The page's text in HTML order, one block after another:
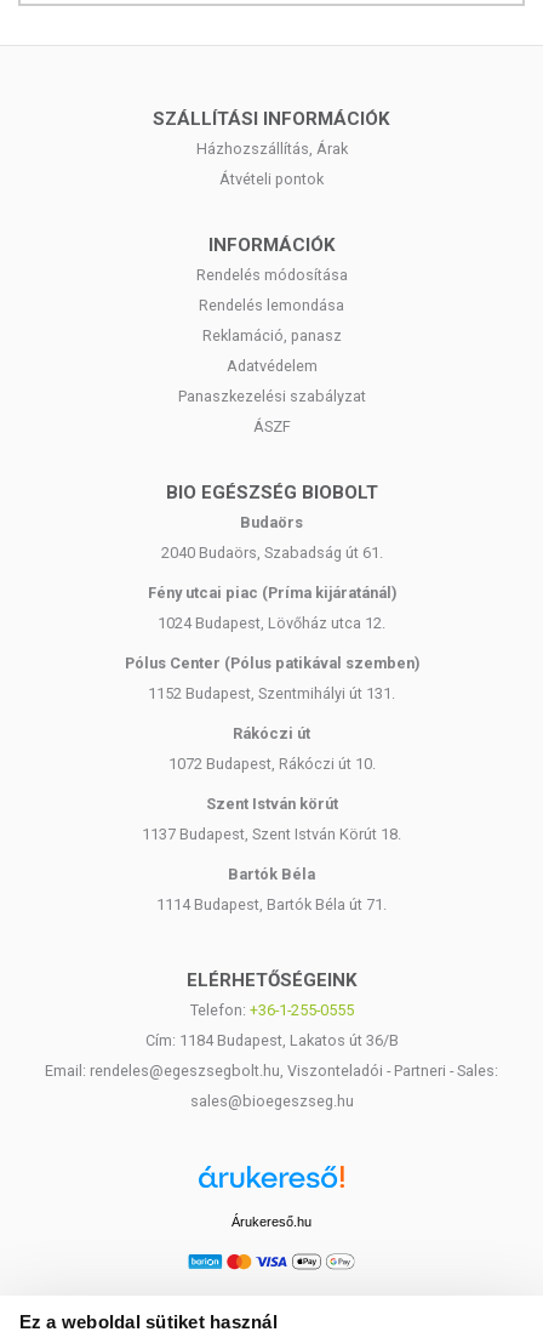
Ez a weboldal sütiket használ
SZÁLLÍTÁSI INFORMÁCIÓK
Házhozszállítás, Árak
Átvételi pontok
INFORMÁCIÓK
Rendelés módosítása
Rendelés lemondása
Reklamáció, panasz
Adatvédelem
Panaszkezelési szabályzat
ÁSZF
BIO EGÉSZSÉG BIOBOLT
Budaörs
2040 Budaörs, Szabadság út 61.
Fény utcai piac (Príma kijáratánál)
1024 Budapest, Lövőház utca 12.
Pólus Center (Pólus patikával szemben)
1152 Budapest, Szentmihályi út 131.
Rákóczi út
1072 Budapest, Rákóczi út 10.
Szent István körút
1137 Budapest, Szent István Körút 18.
Bartók Béla
1114 Budapest, Bartók Béla út 71.
ELÉRHETŐSÉGEINK
Telefon: +36-1-255-0555
Cím: 1184 Budapest, Lakatos út 36/B
Email: rendeles@egeszsegbolt.hu, Viszonteladói - Partneri - Sales:
sales@bioegeszseg.hu
Árukereső.hu